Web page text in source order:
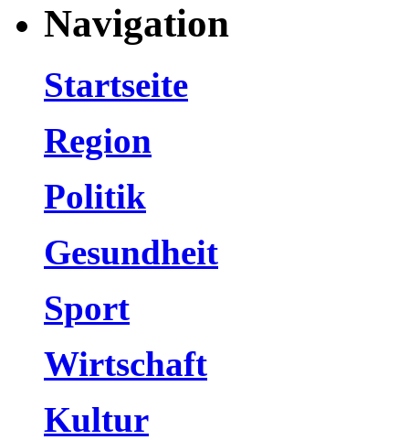
Navigation
Startseite
Region
Politik
Gesundheit
Sport
Wirtschaft
Kultur